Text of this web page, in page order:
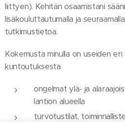
liittyen). Kehitän osaamistani
lisäkouluttautumalla ja
tutkimustietoa.
Kokemusta minulla on useiden
kuntoutuksesta
ongelmat ylä- ja
lantion alueella
turvotustilat,